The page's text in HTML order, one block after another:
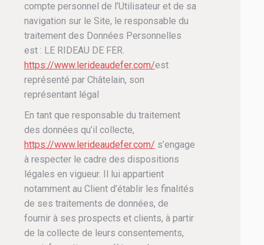
compte personnel de l’Utilisateur et de sa
navigation sur le Site, le responsable du
traitement des Données Personnelles
est : LE RIDEAU DE FER.
https://www.lerideaudefer.com/est
représenté par Châtelain, son
représentant légal
En tant que responsable du traitement
des données qu’il collecte,
https://www.lerideaudefer.com/ s’engage
à respecter le cadre des dispositions
légales en vigueur. Il lui appartient
notamment au Client d’établir les finalités
de ses traitements de données, de
fournir à ses prospects et clients, à partir
de la collecte de leurs consentements,